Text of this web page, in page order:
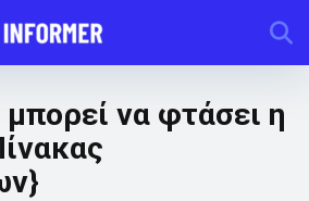
να φτάσει η